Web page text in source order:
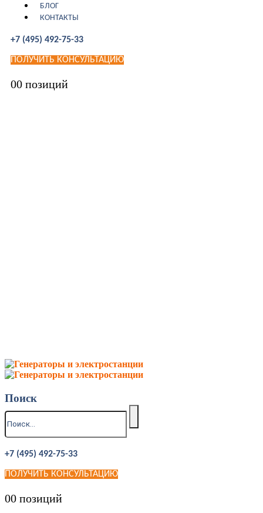
БЛОГ
КОНТАКТЫ
+7 (495) 492-75-33
ПОЛУЧИТЬ КОНСУЛЬТАЦИЮ
00 позиций
Поиск
+7 (495) 492-75-33
ПОЛУЧИТЬ КОНСУЛЬТАЦИЮ
00 позиций